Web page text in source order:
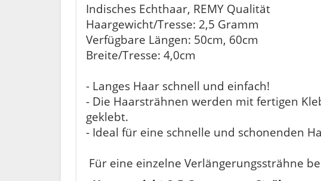
Indisches Echthaar,
Haargewicht/Tresse: 2,5 Gramm
Verfügbare Längen: 50cm, 60cm
Breite/Tresse: 4,0cm
- Langes Haar schnell und einfach!
- Die Haarsträhnen werden mit fertigen
geklebt.
- Ideal für eine schnelle und schonenden
Für eine einzelne Verlängerungssträhne